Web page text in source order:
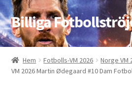
Hoppa
till
navigering
Hoppa
till
innehåll
Billiga
Hem
Bloggar
Hem Fotbolls-VM 2026 Norge VM
VM 2026 Martin Ødegaard #10 Dam